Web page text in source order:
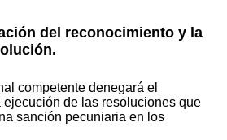
del reconocimiento y la
competente denegará el
ejecución de las resoluciones que
sanción pecuniaria en los